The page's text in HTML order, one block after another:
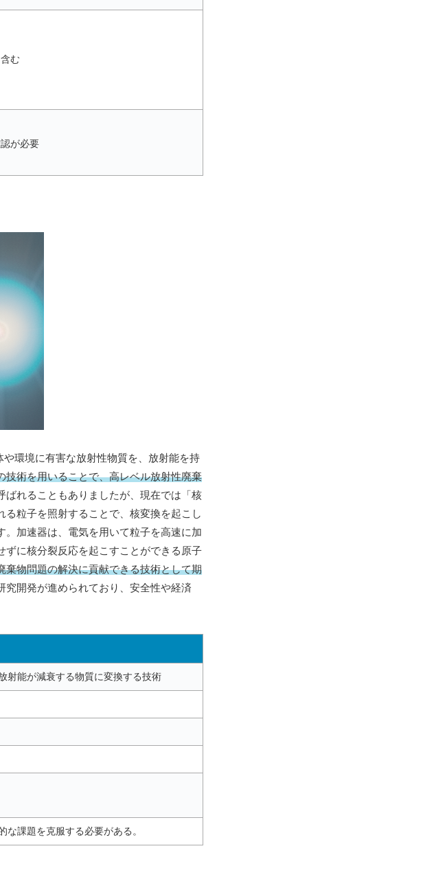
む
が必要
環境に有害な放射性物質を、放射能を持
技術を用いることで、高レベル放射性廃棄
ばれることもありましたが、現在では「核
粒子を照射することで、核変換を起こし
加速器は、電気を用いて粒子を高速に加
に核分裂反応を起こすことができる原子
棄物問題の解決に貢献できる技術として期
究開発が進められており、安全性や経済
射能が減衰する物質に変換する技術
課題を克服する必要がある。